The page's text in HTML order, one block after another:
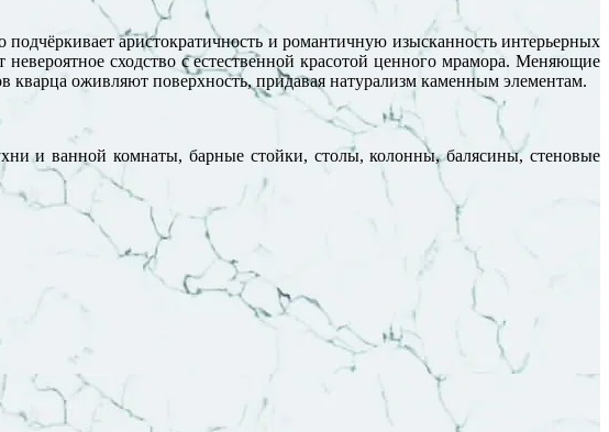
аристократичность и романтичную изысканность интерьерных
сходство с естественной красотой ценного мрамора. Меняющие
оживляют поверхность, придавая натурализм каменным элементам.
и ванной комнаты, барные стойки, столы, колонны, балясины, стеновые